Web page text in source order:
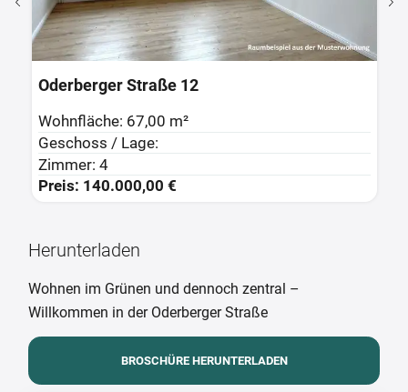
Straße 12
67,00 m²
/ Lage:
€
Oderberger
Zimmer: 3
Preis:
Herunterladen
Wohnen im Grünen und dennoch zentral –
Willkommen in der Oderberger Straße
BROSCHÜRE HERUNTERLADEN